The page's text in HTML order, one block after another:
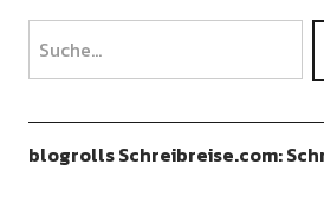
blogrolls Schreibreise.com: